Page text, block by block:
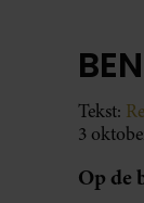
Tekst:
3
Op de